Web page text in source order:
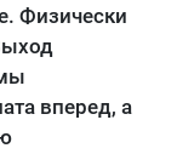
Физически
вперед, а